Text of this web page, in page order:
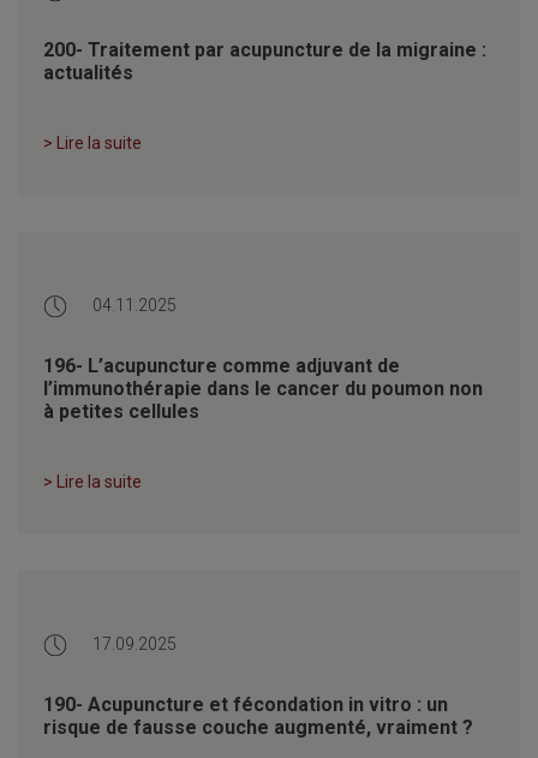
200- Traitement par acupuncture de la migraine :
actualités
> Lire la suite
04.11.2025
196- L’acupuncture comme adjuvant de
l’immunothérapie dans le cancer du poumon non
à petites cellules
> Lire la suite
17.09.2025
190- Acupuncture et fécondation in vitro : un
risque de fausse couche augmenté, vraiment ?